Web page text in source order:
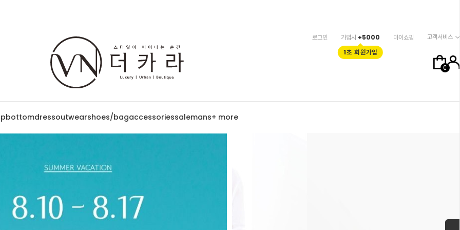
0
로그인 가입시 +5000
1초 회원가입
마이쇼핑 고객서비스
bottomdressoutwearshoes/bagaccessoriessalemans+ more